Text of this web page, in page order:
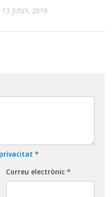
13 JUNY, 2019
*
Correu electrònic *